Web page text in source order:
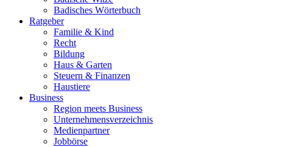
Badisches Wörterbuch
Ratgeber
Familie & Kind
Recht
Bildung
Haus & Garten
Steuern & Finanzen
Haustiere
Business
Region meets Business
Unternehmensverzeichnis
Medienpartner
Jobbörse